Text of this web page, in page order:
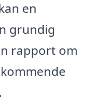
en
grundig
rapport om